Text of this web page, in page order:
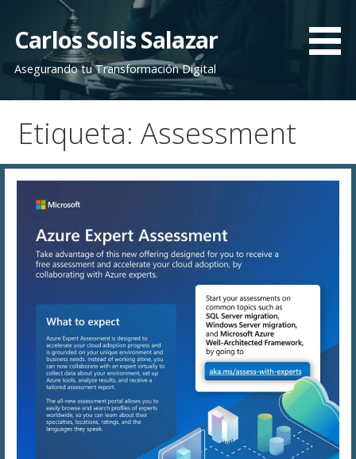
contenido
Carlos Solis Salazar
Asegurando tu Transformación Digital
Etiqueta: Assessment